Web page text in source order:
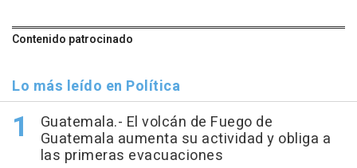
Contenido patrocinado
Lo más leído en Política
Guatemala.- El volcán de Fuego de
Guatemala aumenta su actividad y obliga a
las primeras evacuaciones